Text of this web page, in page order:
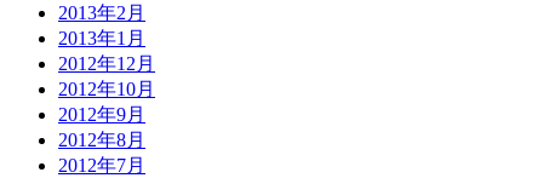
2013年2月
2013年1月
2012年12月
2012年10月
2012年9月
2012年8月
2012年7月